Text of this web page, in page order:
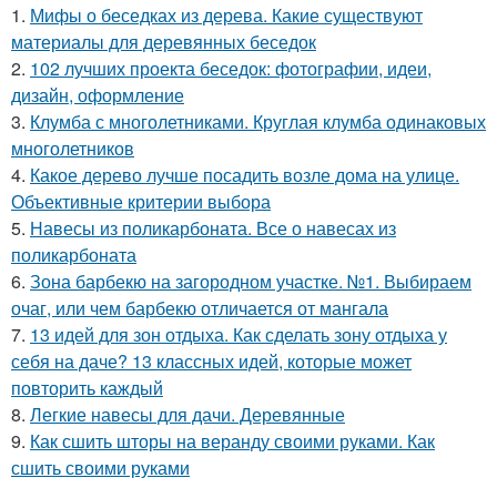
1. Мифы о беседках из дерева. Какие существуют
материалы для деревянных беседок
2. 102 лучших проекта беседок: фотографии, идеи,
дизайн, оформление
3. Клумба с многолетниками. Круглая клумба одинаковых
многолетников
4. Какое дерево лучше посадить возле дома на улице.
Объективные критерии выбора
5. Навесы из поликарбоната. Все о навесах из
поликарбоната
6. Зона барбекю на загородном участке. №1. Выбираем
очаг, или чем барбекю отличается от мангала
7. 13 идей для зон отдыха. Как сделать зону отдыха у
себя на даче? 13 классных идей, которые может
повторить каждый
8. Легкие навесы для дачи. Деревянные
9. Как сшить шторы на веранду своими руками. Как
сшить своими руками